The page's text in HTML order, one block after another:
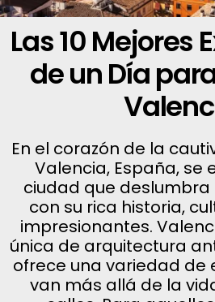
Las 10 Mejores
de un Día
En el corazón de la
Valencia, España, se
ciudad que deslumbra
con su rica historia,
impresionantes.
única de arquitectura
ofrece una variedad de
van más allá de la